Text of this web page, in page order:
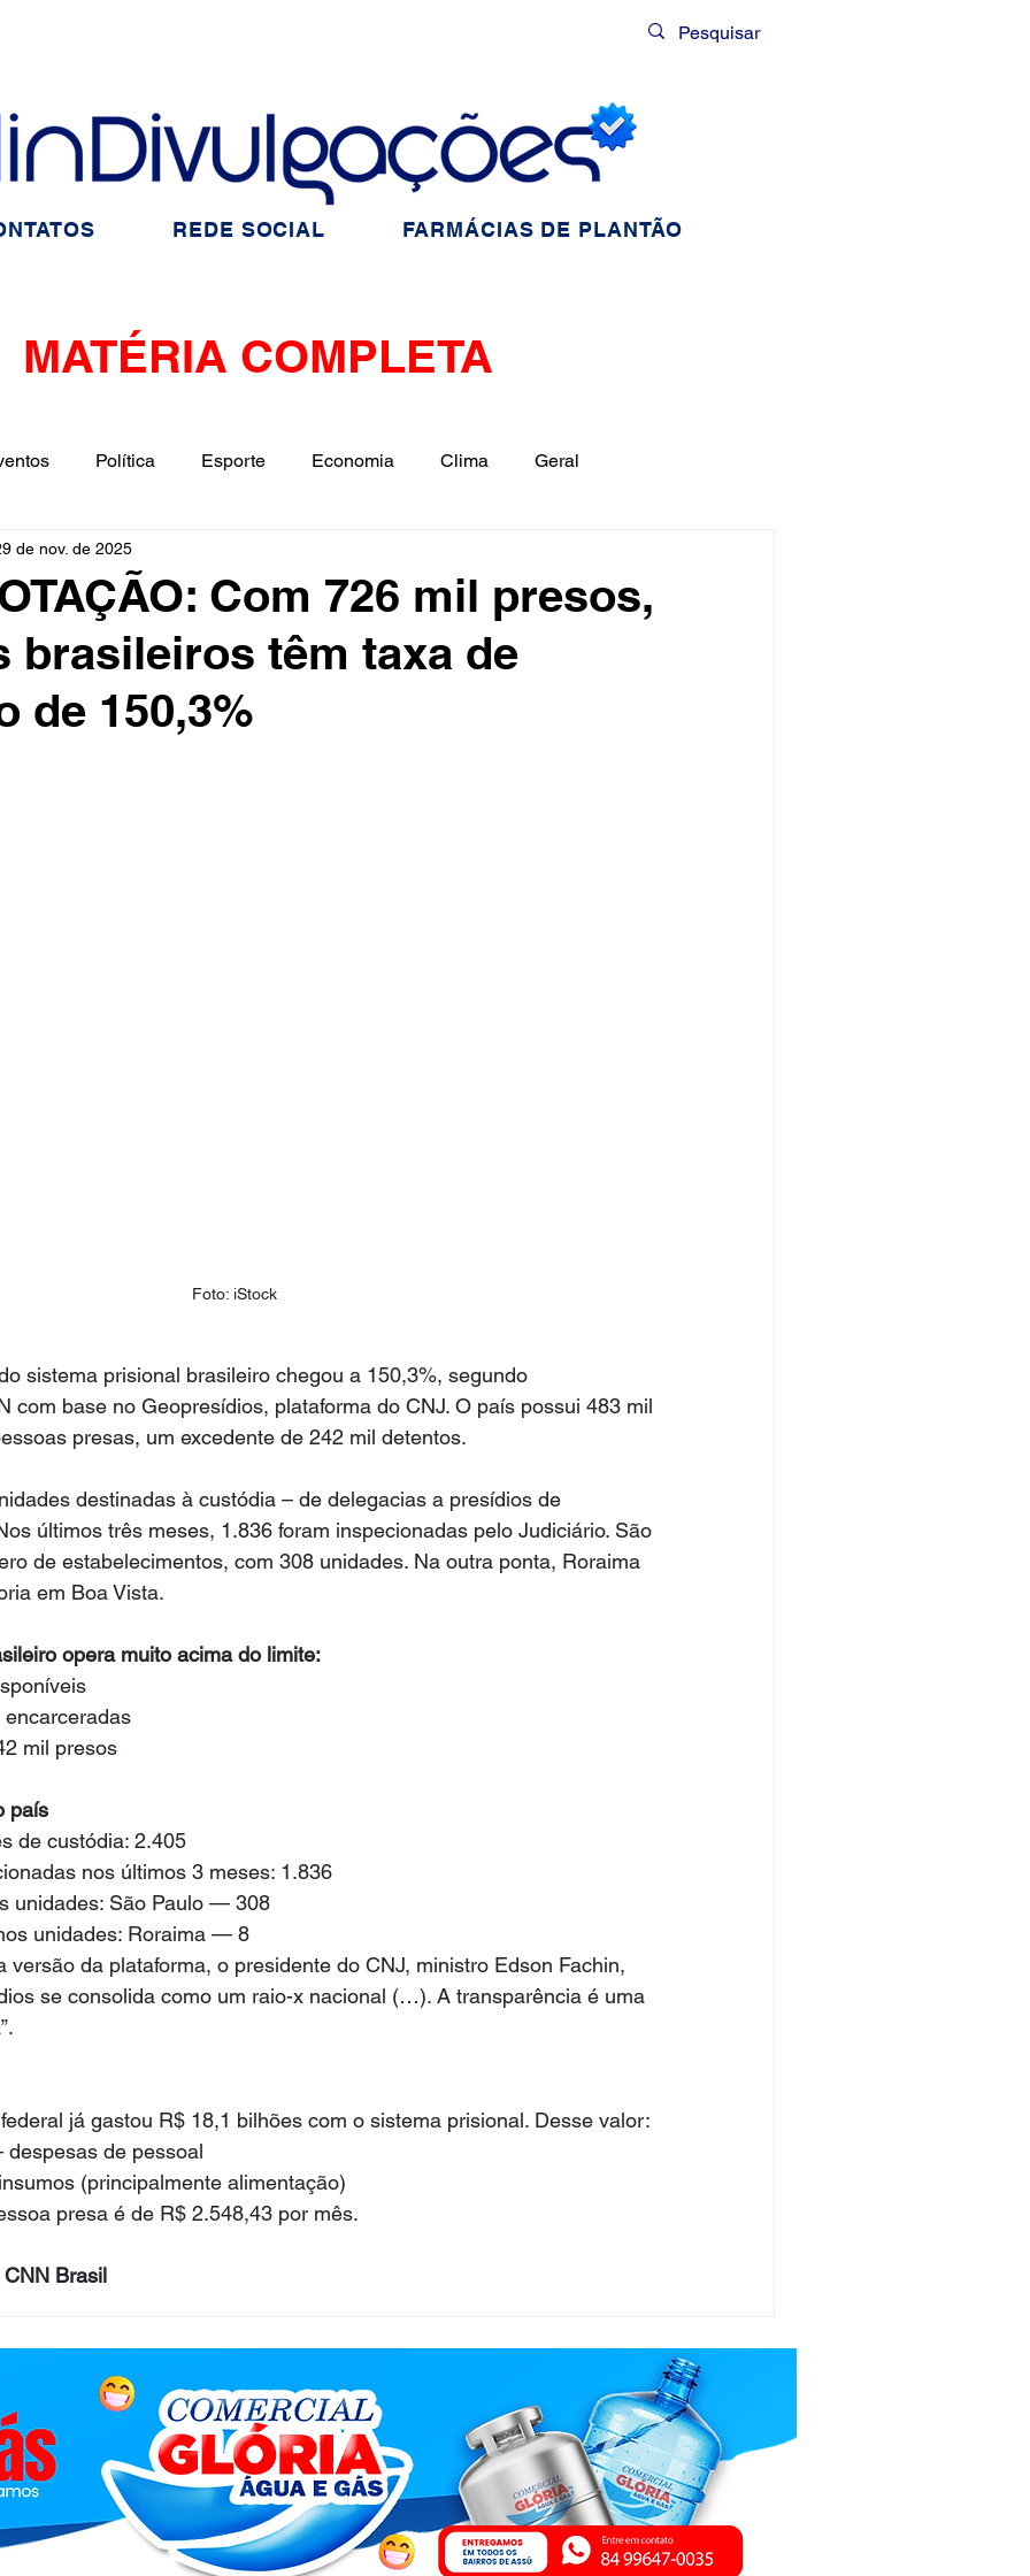
MATÉRIA COMPLETA
Política Esporte Economia Clima Geral
Cidades
Influencer Luto Artista Seleção Brasileira
Com 726 mil presos,
brasileiros têm taxa de
de 150,3%
de nov. de 2025
Foto: iStock
sistema prisional brasileiro chegou a 150,3%, segundo
com base no Geopresídios, plataforma do CNJ. O país possui 483 mil
presas, um excedente de 242 mil detentos.
destinadas à custódia – de delegacias a presídios de
últimos três meses, 1.836 foram inspecionadas pelo Judiciário. São
de estabelecimentos, com 308 unidades. Na outra ponta, Roraima
em Boa Vista.
opera muito acima do limite:
mil presos
país
de custódia: 2.405
nos últimos 3 meses: 1.836
unidades: São Paulo — 308
unidades: Roraima — 8
versão da plataforma, o presidente do CNJ, ministro Edson Fachin,
se consolida como um raio-x nacional (…). A transparência é uma
já gastou R$ 18,1 bilhões com o sistema prisional. Desse valor:
de pessoal
(principalmente alimentação)
presa é de R$ 2.548,43 por mês.
Brasil
REDE SOCIAL FARMÁCIAS DE PLANTÃO